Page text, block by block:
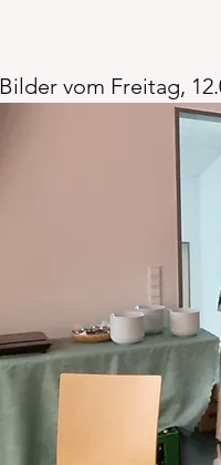
Bilder vom Freitag,